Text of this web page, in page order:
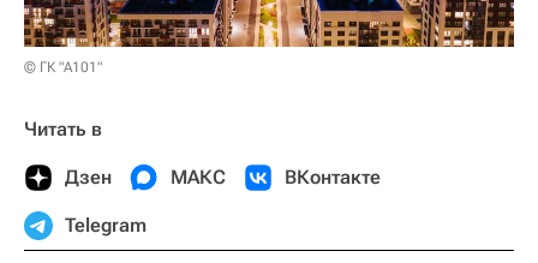
© ГК "А101"
Читать в
Дзен МАКС ВКонтакте
Telegram